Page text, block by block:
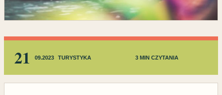
21 09.2023 TURYSTYKA 3 MIN CZYTANIA